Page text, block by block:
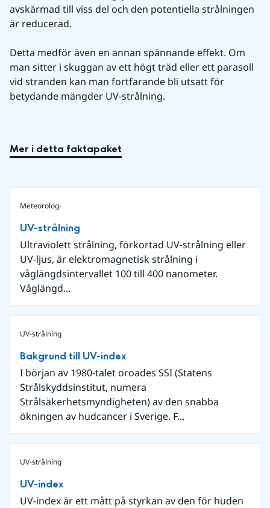
avskärmad till viss del och den potentiella strålningen
är reducerad.
Detta medför även en annan spännande effekt. Om
man sitter i skuggan av ett högt träd eller ett parasoll
vid stranden kan man fortfarande bli utsatt för
betydande mängder UV-strålning.
Mer i detta faktapaket
Meteorologi
UV-strålning
Ultraviolett strålning, förkortad UV-strålning eller
UV-ljus, är elektromagnetisk strålning i
våglängdsintervallet 100 till 400 nanometer.
Våglängd...
UV-strålning
Bakgrund till UV-index
I början av 1980-talet oroades SSI (Statens
Strålskyddsinstitut, numera
Strålsäkerhetsmyndigheten) av den snabba
ökningen av hudcancer i Sverige. F...
UV-strålning
UV-index
UV-index är ett mått på styrkan av den för huden